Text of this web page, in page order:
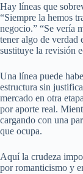
Hay líneas que
“Siempre la hemos
negocio.” “Se vería
tener algo de verdad
sustituye la revisión
Una línea puede
estructura sin
mercado en otra
por aporte real.
cargando con una
que ocupa.
Aquí la crudeza
por romanticismo y